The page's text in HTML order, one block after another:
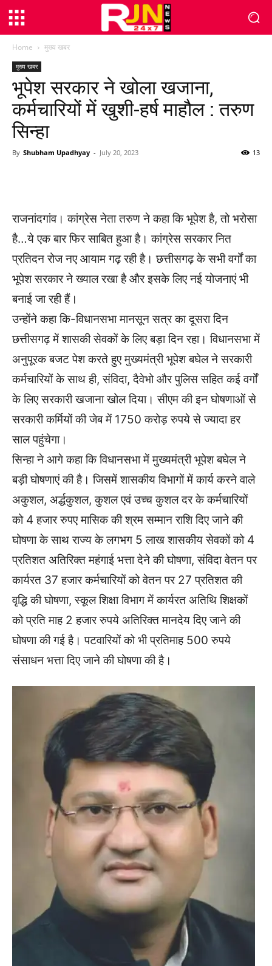
Home मुख्य खबर
मुख्य खबर
भूपेश सरकार ने खोला खजाना,
कर्मचारियों में खुशी-हर्ष माहौल : तरुण
सिन्हा
By Shubham Upadhyay - July 20, 2023 13
राजनांदगांव। कांग्रेस नेता तरुण ने कहा कि भूपेश है, तो भरोसा
है…ये एक बार फिर साबित हुआ है। कांग्रेस सरकार नित
प्रतिदन रोज नए आयाम गढ़ रही है। छत्तीसगढ़ के सभी वर्गों का
भूपेश सरकार ने ख्याल रखा है और इसके लिए नई योजनाएं भी
बनाई जा रही हैं।
उन्होंने कहा कि-विधानसभा मानसून सत्र का दूसरा दिन
छत्तीसगढ़ में शासकी सेवकों के लिए बड़ा दिन रहा। विधानसभा में
अनुपूरक बजट पेश करते हुए मुख्यमंत्री भूपेश बघेल ने सरकारी
कर्मचारियों के साथ ही, संविदा, दैवेभो और पुलिस सहित कई वर्गों
के लिए सरकारी खजाना खोल दिया। सीएम की इन घोषणाओं से
सरकारी कर्मियों की जेब में 1750 करोड़ रुपये से ज्यादा हर
साल पहुंचेगा।
सिन्हा ने आगे कहा कि विधानसभा में मुख्यमंत्री भूपेश बघेल ने
बड़ी घोषणाएं की है। जिसमें शासकीय विभागों में कार्य करने वाले
अकुशल, अर्द्धकुशल, कुशल एवं उच्च कुशल दर के कर्मचारियों
को 4 हजार रुपए मासिक की श्रम सम्मान राशि दिए जाने की
घोषणा के साथ राज्य के लगभग 5 लाख शासकीय सेवकों को 4
प्रतिशत अतिरिक्त महंगाई भत्ता देने की घोषणा, संविदा वेतन पर
कार्यरत 37 हजार कर्मचारियों को वेतन पर 27 प्रतिशत की
वृद्धि की घोषणा, स्कूल शिक्षा विभाग में कार्यरत अतिथि शिक्षकों
को प्रति माह 2 हजार रुपये अतिरिक्त मानदेय दिए जाने की
घोषणा की गई है। पटवारियों को भी प्रतिमाह 500 रुपये
संसाधन भत्ता दिए जाने की घोषणा की है।